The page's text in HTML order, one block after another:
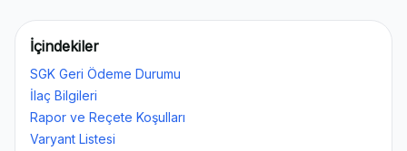
İçindekiler
SGK Geri Ödeme Durumu
İlaç Bilgileri
Rapor ve Reçete Koşulları
Varyant Listesi